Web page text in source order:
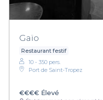
Gaïo
Restaurant festif
10 - 350 pers.
Port de Saint-Tropez
€€€€ Élevé